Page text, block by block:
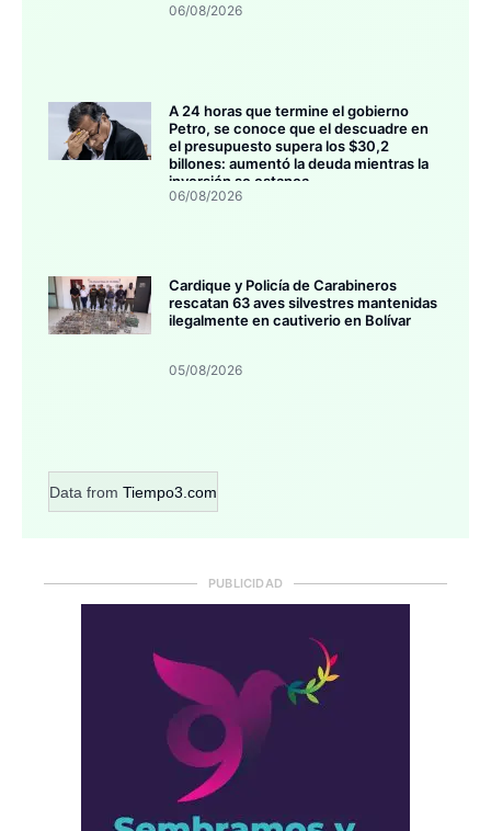
06/08/2026
A 24 horas que termine el gobierno
Petro, se conoce que el descuadre en
el presupuesto supera los $30,2
billones: aumentó la deuda mientras la
inversión se estanca
06/08/2026
Cardique y Policía de Carabineros
rescatan 63 aves silvestres mantenidas
ilegalmente en cautiverio en Bolívar
05/08/2026
Data from Tiempo3.com
PUBLICIDAD